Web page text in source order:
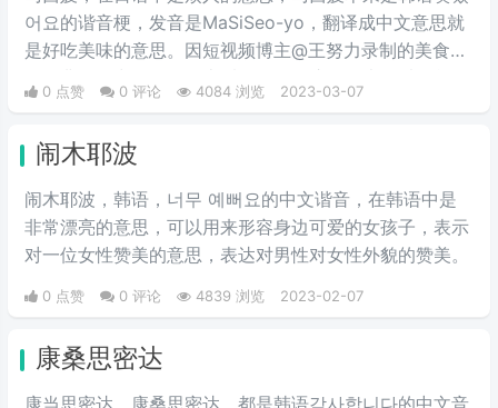
어요的谐音梗，发音是MaSiSeo-yo，翻译成中文意思就
是好吃美味的意思。因短视频博主@王努力录制的美食视
解成美味的意思，再一个就是大家内涵王努力这位油腻大
0 点赞 0 评论 4084 浏览 2023-03-07
闹木耶波
闹木耶波，韩语，너무 예뻐요的中文谐音，在韩语中是
非常漂亮的意思，可以用来形容身边可爱的女孩子，表示
对一位女性赞美的意思，表达对男性对女性外貌的赞美。
0 点赞 0 评论 4839 浏览 2023-02-07
康桑思密达
康当思密达、康桑思密达，都是韩语감사합니다的中文音